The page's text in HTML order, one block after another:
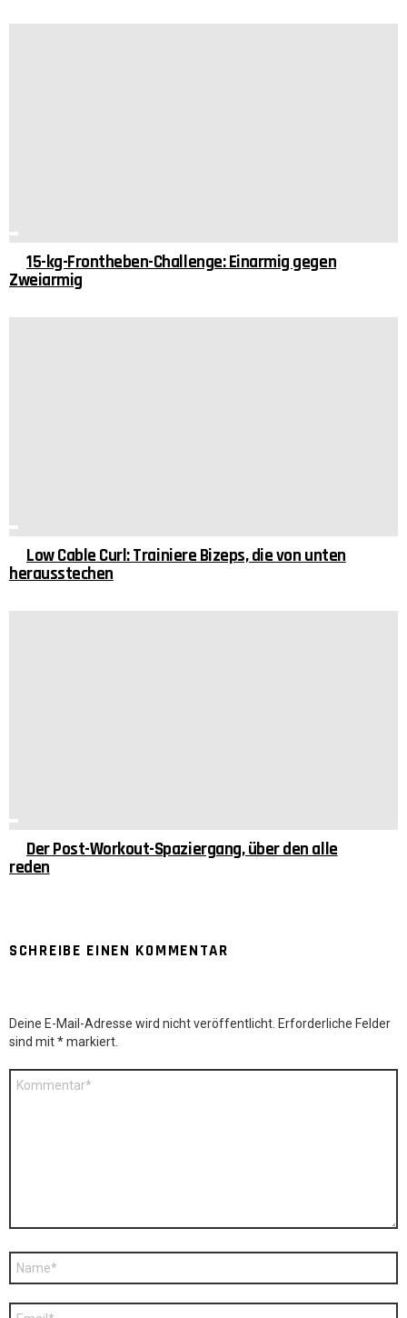
15-kg-Frontheben-Challenge: Einarmig gegen
Zweiarmig
Low Cable Curl: Trainiere Bizeps, die von unten
herausstechen
Der Post-Workout-Spaziergang, über den alle
reden
SCHREIBE EINEN KOMMENTAR
Deine E-Mail-Adresse wird nicht veröffentlicht. Erforderliche Felder
sind mit*markiert.
Kommentar
Name
E-